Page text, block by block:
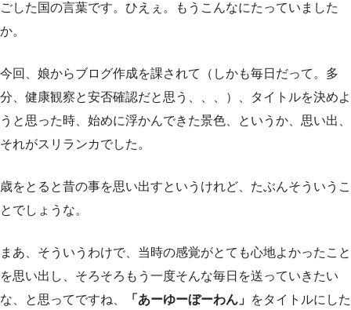
ごした国の言葉です。ひえぇ。もうこんなにたっていました
か。
今回、娘からブログ作成を課されて（しかも毎日だって。多
分、健康観察と安否確認だと思う、、、）、タイトルを決めよ
うと思った時、始めに浮かんできた景色、というか、思い出、
それがスリランカでした。
歳をとると昔の事を思い出すというけれど、たぶんそういうこ
とでしょうな。
まあ、そういうわけで、当時の感覚がとても心地よかったこと
を思い出し、そろそろもう一度そんな毎日を送っていきたい
な、と思ってですね、
「あーゆーぼーわん」 をタイトルにした